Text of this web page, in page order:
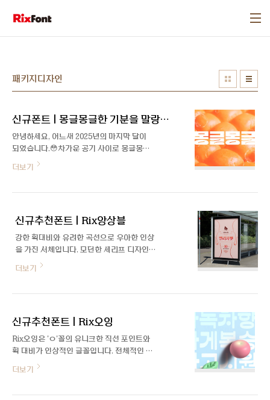
패키지디자인
신규폰트 | 몽글몽글한 기분을 말랑말랑하게 Rix몽글몽글
안녕하세요, 어느새 2025년의 마지막 달이
되었습니다.😳차가운 공기 사이로 몽글몽글
한 분위기가 느껴지는 연말입니다. 오늘은 이
분위기와 꼭 맞는 서체 이야기를 들려드리려
자기소개 부탁드립니다.안녕하세요. 다양한
글자를 그리고, 연구하고 있는 폰트 디자이너
김정진입니다.글자가 전달하는 메시지를 시
'Rix몽글몽글'은 어떤 배경에서 시작된 서체
에 사용할 수 있으면서도, 단순히 굵기만 강
진 그래픽 서체를 만들어보고 싶다는 고민에
서 출발했습니다. 기..
더보기
신규추천폰트 | Rix앙상블
강한 획대비와 유려한 곡선으로 우아한 인상
을 가진 서체입니다. 모던한 세리프 디자인의
Original과 깔끔하고 부드러운 Sans 2종으
로 제작되었습니다. 고급스럽고 세련된 이미
더보기
신규추천폰트 | Rix오잉
Rix오잉은 'ㅇ'꼴의 유니크한 직선 포인트와
획 대비가 인상적인 글꼴입니다. 전체적인 획
의 라운드 효과가 부드럽고 귀여운 인상을 줍
니다. 각각의 특징이 돋보이는 세 가지 디자
더보기